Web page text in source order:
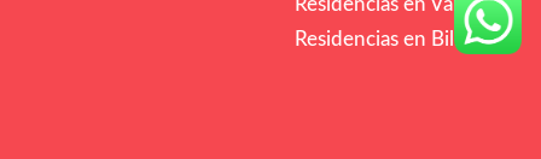
Residencias en Bilbao